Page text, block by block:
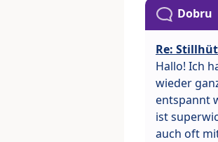
Dobru
Re:
Hallo! Ich
wieder
entspannt
ist
auch oft